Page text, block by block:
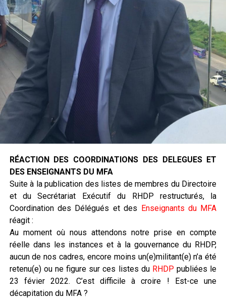
RÉACTION DES COORDINATIONS DES DELEGUES ET
DES ENSEIGNANTS DU MFA
Suite à la publication des listes de membres du Directoire
et du Secrétariat Exécutif du RHDP restructurés, la
Coordination des Délégués et des
Enseignants du MFA
réagit :
Au moment où nous attendons notre prise en compte
réelle dans les instances et à la gouvernance du RHDP,
aucun de nos cadres, encore moins un(e)militant(e) n’a été
retenu(e) ou ne figure sur ces listes du RHDP publiées le
23 févier 2022. C’est difficile à croire ! Est-ce une
décapitation du MFA ?